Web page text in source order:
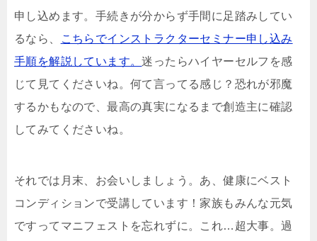
申し込めます。手続きが分からず手間に足踏みしてい
るなら、
こちらでインストラクターセミナー申し込み
手順を解説しています。迷ったらハイヤーセルフを感
じて見てくださいね。何て言ってる感じ？恐れが邪魔
するかもなので、最高の真実になるまで創造主に確認
してみてくださいね。
それでは月末、お会いしましょう。あ、健康にベスト
コンディションで受講しています！家族もみんな元気
ですってマニフェストを忘れずに。これ…超大事。過